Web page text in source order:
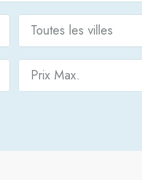
Toutes les villes
Prix Max.